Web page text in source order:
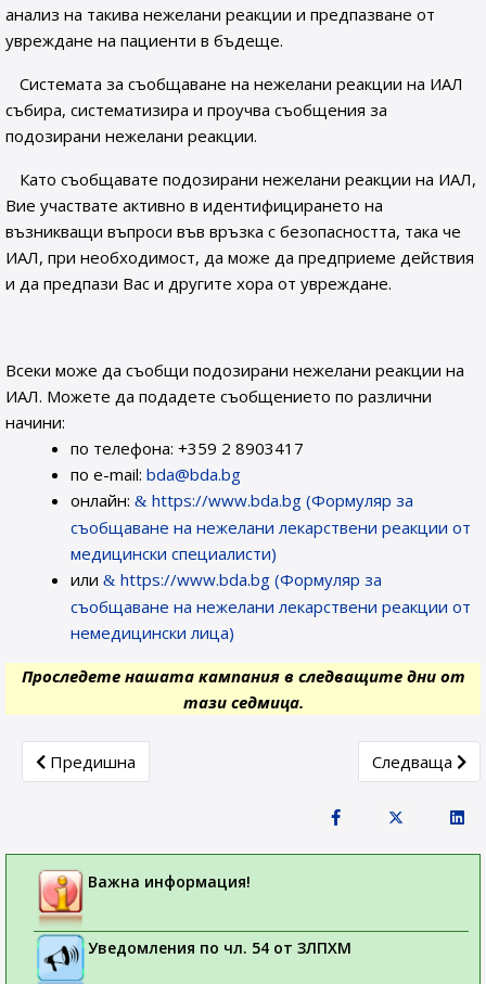
анализ на такива нежелани реакции и предпазване от
увреждане на пациенти в бъдеще.
Системата за съобщаване на нежелани реакции на ИАЛ
събира, систематизира и проучва съобщения за
подозирани нежелани реакции.
Като съобщавате подозирани нежелани реакции на ИАЛ,
Вие участвате активно в идентифицирането на
възникващи въпроси във връзка с безопасността, така че
ИАЛ, при необходимост, да може да предприеме действия
и да предпази Вас и другите хора от увреждане.
Всеки може да съобщи подозирани нежелани реакции на
ИАЛ. Можете да подадете съобщението по различни
начини:
по телефона: +359 2 8903417
по e-mail:bda@bda.bg
онлайн:
https://www.bda.bg (Формуляр за
съобщаване на нежелани лекарствени реакции от
медицински специалисти)
или
https://www.bda.bg (Формуляр за
съобщаване на нежелани лекарствени реакции от
немедицински лица)
Проследете нашата кампания в следващите дни от
тази седмица.
Previous article: Седмица на лекарствената
Предишна Next article:
Следваща
Важна информация!
Уведомления по чл. 54 от ЗЛПХМ